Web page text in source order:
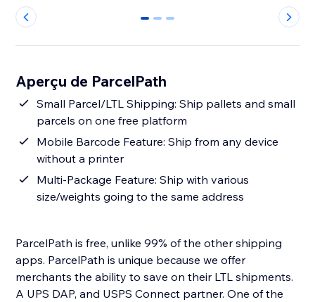
0 1 2
Aperçu de ParcelPath
Small Parcel/LTL Shipping: Ship pallets and small
parcels on one free platform
Mobile Barcode Feature: Ship from any device
without a printer
Multi-Package Feature: Ship with various
size/weights going to the same address
ParcelPath is free, unlike 99% of the other shipping
apps. ParcelPath is unique because we offer
merchants the ability to save on their LTL shipments.
A UPS DAP, and USPS Connect partner. One of the